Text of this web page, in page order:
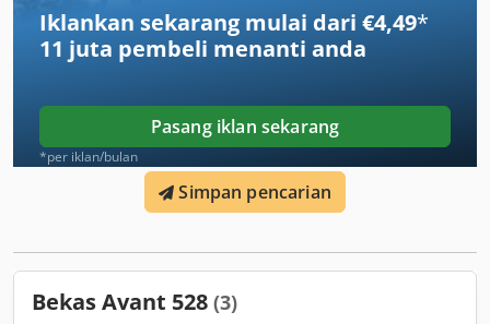
penyangga: 3,27 x 3,29 m Dapat digunakan hingga
kemiringan: 21% (12°) Berat: 1.650 kg Mesin: Honda 13 PS,
Iklankan sekarang mulai dari €4,49*
11 juta pembeli menanti anda
Pasang iklan sekarang
*per iklan/bulan
Simpan pencarian
Bekas Avant 528 (3)